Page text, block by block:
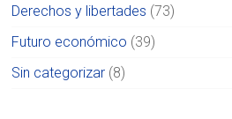
Derechos y libertades (73)
Futuro económico (39)
Sin categorizar (8)